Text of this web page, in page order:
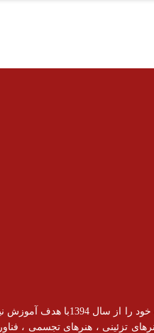
آموزشگاه رادیس با مجوز
تزئینی ، هنرهای تجسمی ،